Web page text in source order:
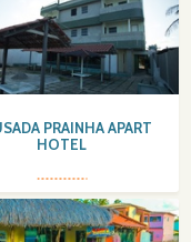
PRAINHA APART
HOTEL